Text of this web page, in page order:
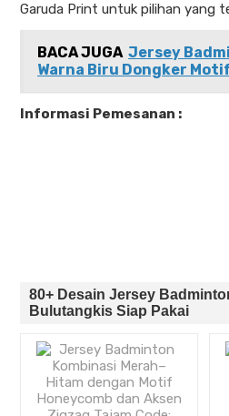
Garuda Print untuk pilihan yang
BACA JUGA Jersey
Warna Biru Dongker
Informasi Pemesanan :
80+ Desain Jersey
Bulutangkis Siap Pakai